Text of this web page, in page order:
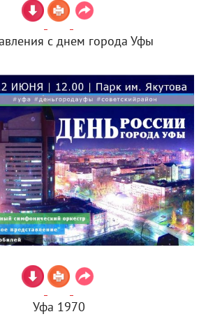
с днем города Уфы
Уфа 1970